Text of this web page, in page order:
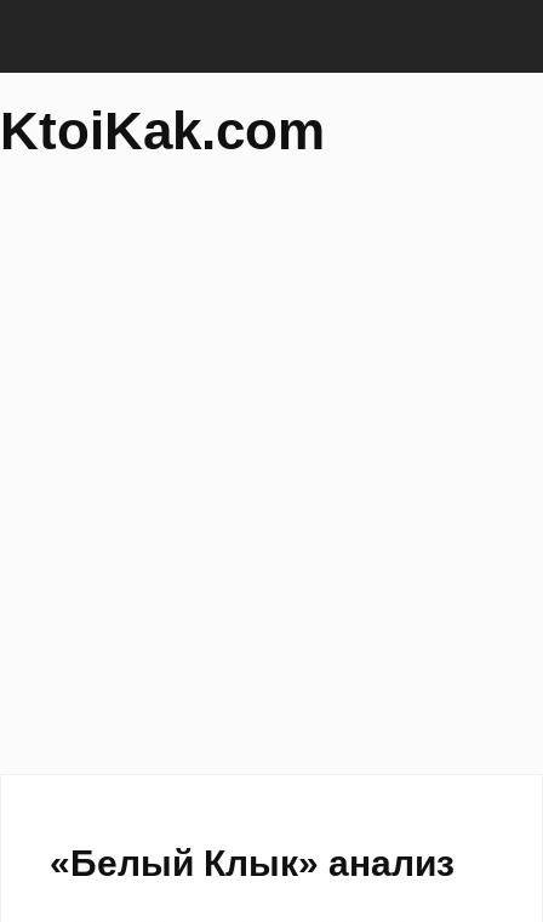
KtoiKak.com
«Белый Клык» анализ